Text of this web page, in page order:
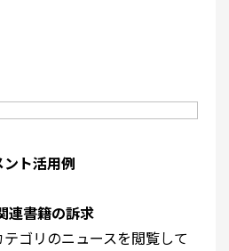
ト活用例
連書籍の訴求
ゴリのニュースを閲覧して